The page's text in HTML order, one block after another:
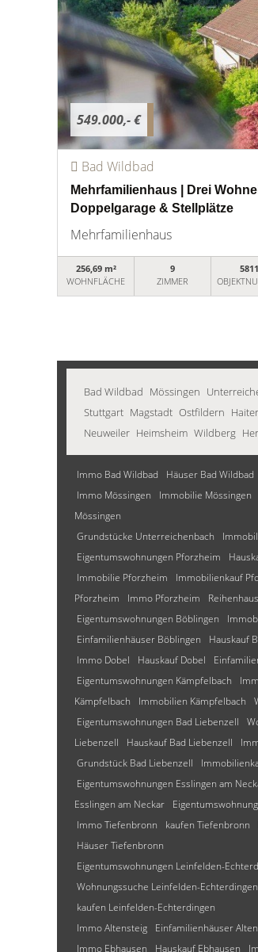
549.000,- €
Bad Wildbad
Mehrfamilienhaus | Drei
Doppelgarage & Stellplätze
Mehrfamilienhaus
256,69 m²
WOHNFLÄCHE
9
ZIMMER
5811
Bad Wildbad Mössingen
Stuttgart Magstadt Ostfildern
Neuweiler Heimsheim Wildberg
Immo Bad Wildbad Häuser Bad Wildbad
Immo Mössingen
Immobilie Mössingen
Mössingen
Grundstücke Unterreichenbach
Eigentumswohnungen Pforzheim
Immobilie Pforzheim
Immobilienkauf
Pforzheim
Immo Pforzheim
Eigentumswohnungen Böblingen
Einfamilienhäuser Böblingen
Hauskauf
Immo Dobel
Hauskauf Dobel
Eigentumswohnungen Kämpfelbach
Kämpfelbach
Immobilien Kämpfelbach
Eigentumswohnungen Bad Liebenzell
Liebenzell
Hauskauf Bad Liebenzell
Grundstück Bad Liebenzell
Eigentumswohnungen Esslingen am
Esslingen am Neckar
Immo Tiefenbronn
kaufen Tiefenbronn
Häuser Tiefenbronn
Eigentumswohnungen Leinfelden-
Wohnungssuche Leinfelden-Echterdingen
kaufen Leinfelden-Echterdingen
Immo Altensteig
Einfamilienhäuser
Immo Ebhausen
Hauskauf Ebhausen